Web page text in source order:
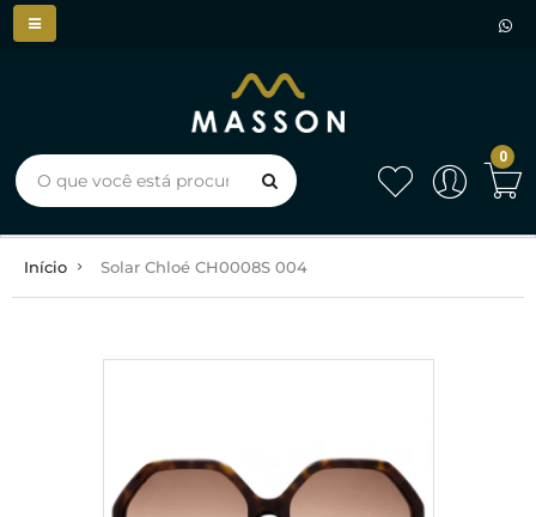
0
Início Solar Chloé CH0008S 004